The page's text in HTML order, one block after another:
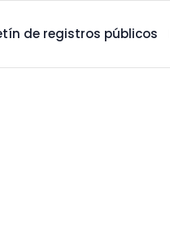
de registros públicos